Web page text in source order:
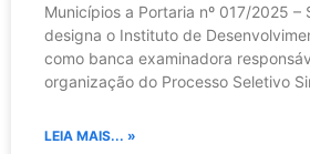
Municípios a Portaria nº 017/2025 –
designa o Instituto de
como banca examinadora
organização do Processo Seletivo
LEIA MAIS... »